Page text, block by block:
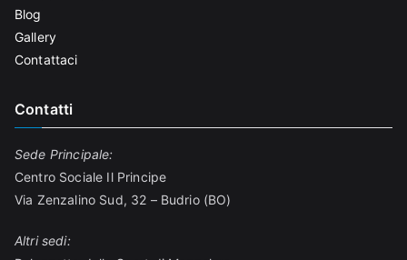
Blog
Gallery
Contattaci
Contatti
Sede Principale:
Centro Sociale Il Principe
Via Zenzalino Sud, 32 – Budrio (BO)
Altri sedi: